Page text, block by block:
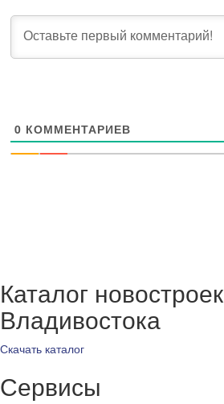
0 КОММЕНТАРИЕВ
Каталог новостроек
Владивостока
Скачать каталог
Сервисы